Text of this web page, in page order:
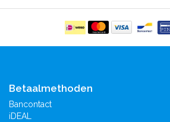
Betaalmethoden
Bancontact
iDEAL